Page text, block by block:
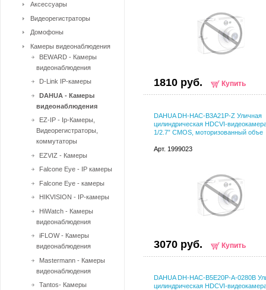
1810 руб. Купить
DAHUA DH-HAC-B3A21P-Z Уличная
цилиндрическая HDCVI-
1/2.7” CMOS, моторизованный объе
Арт. 1999023
3070 руб. Купить
DAHUA DH-HAC-B5E20P-A-0280B
цилиндрическая HDCVI-
Аксессуары
Видеорегистраторы
Домофоны
Камеры видеонаблюдения
BEWARD - Камеры
видеонаблюдения
D-Link IP-камеры
DAHUA - Камеры
видеонаблюдения
EZ-IP - Ip-Камеры,
Видеорегистраторы,
коммутаторы
EZVIZ - Камеры
Falcone Eye - IP камеры
Falcone Eye - камеры
HIKVISION - IP-камеры
HiWatch - Камеры
видеонаблюдения
iFLOW - Камеры
видеонаблюдения
Mastermann - Камеры
видеонаблюдения
Tantos- Камеры